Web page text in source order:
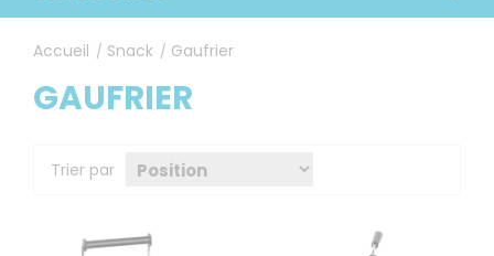
Accueil / Snack / Gaufrier
GAUFRIER
Trier par